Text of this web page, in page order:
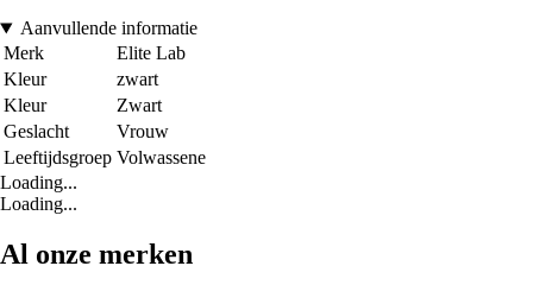
Aanvullende informatie
Merk
Elite Lab
Kleur
zwart
Kleur
Zwart
Geslacht
Vrouw
Leeftijdsgroep Volwassene
Loading...
Loading...
Al onze merken